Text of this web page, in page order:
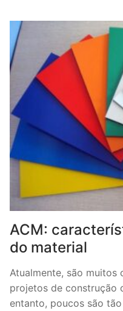
ACM:
do material
Atualmente, são muitos
projetos de construção
entanto, poucos são